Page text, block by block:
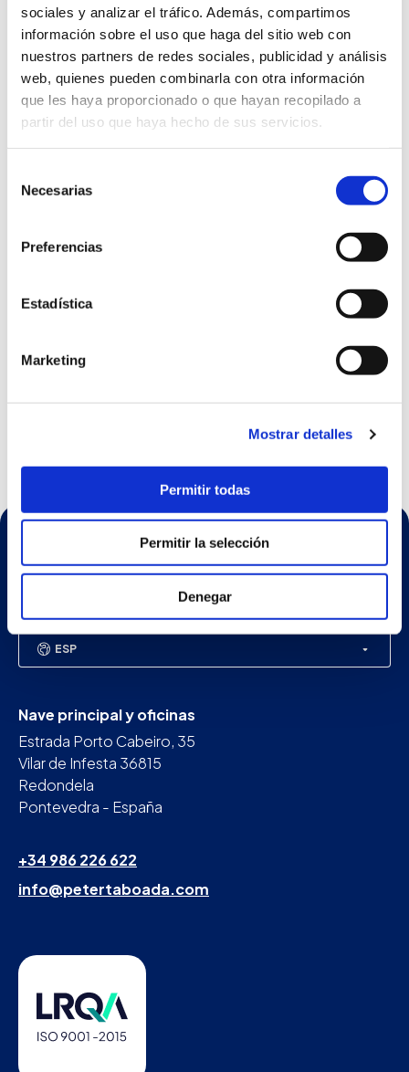
sociales y analizar el tráfico. Además, compartimos
información sobre el uso que haga del sitio web con
nuestros partners de redes sociales, publicidad y análisis
web, quienes pueden combinarla con otra información
que les haya proporcionado o que hayan recopilado a
partir del uso que haya hecho de sus servicios.
Necesarias
Preferencias
Estadística
Marketing
Mostrar detalles
Permitir todas
Permitir la selección
Denegar
NAVAL Y OFFSHORE
Proyecto D70
Proyecto BAM-IS Armada
Española
ESP
Nave principal y oficinas
Estrada Porto Cabeiro, 35
Vilar de Infesta 36815
Redondela
Pontevedra - España
+34 986 226 622
info@petertaboada.com